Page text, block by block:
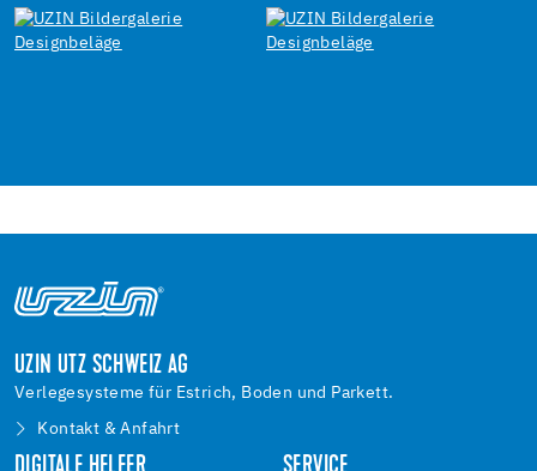
UZIN UTZ SCHWEIZ AG
Verlegesysteme für Estrich, Boden und Parkett.
Kontakt & Anfahrt